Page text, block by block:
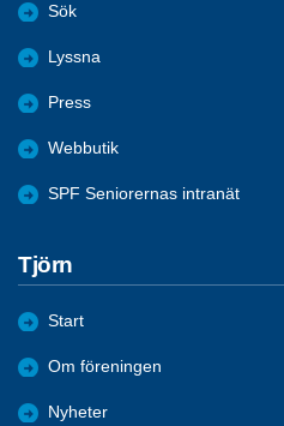
Sök
Lyssna
Press
Webbutik
SPF Seniorernas intranät
Tjörn
Start
Om föreningen
Nyheter